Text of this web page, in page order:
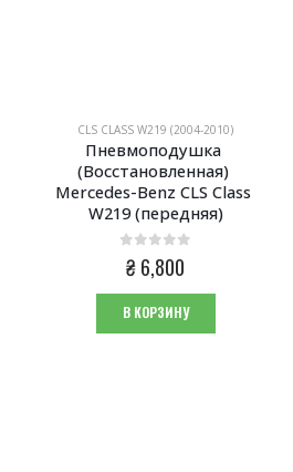
CLS CLASS W219 (2004-2010)
Пневмоподушка
(Восстановленная)
Mercedes-Benz CLS Class
W219 (передняя)
0из 5
₴6,800
В КОРЗИНУ